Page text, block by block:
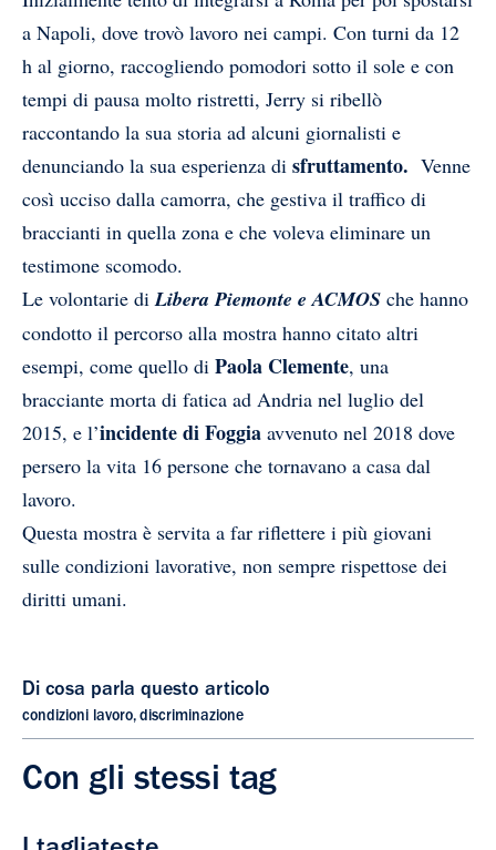
a Napoli, dove trovò lavoro nei campi. Con turni da 12
h al giorno, raccogliendo pomodori sotto il sole e con
tempi di pausa molto ristretti, Jerry si ribellò
raccontando la sua storia ad alcuni giornalisti e
denunciando la sua esperienza di sfruttamento. Venne
così ucciso dalla camorra, che gestiva il traffico di
braccianti in quella zona e che voleva eliminare un
testimone scomodo.
Le volontarie diLibera Piemonte e ACMOS che hanno
condotto il percorso alla mostra hanno citato altri
esempi, come quello di Paola Clemente, una
bracciante morta di fatica ad Andria nel luglio del
2015, e l’incidente di Foggia avvenuto nel 2018 dove
persero la vita 16 persone che tornavano a casa dal
lavoro.
Questa mostra è servita a far riflettere i più giovani
sulle condizioni lavorative, non sempre rispettose dei
diritti umani.
Di cosa parla questo articolo
condizioni lavoro, discriminazione
Con gli stessi tag